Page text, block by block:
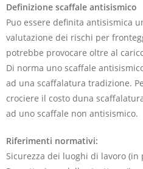
Definizione scaffale antisismico
Puo essere definita antisismica
valutazione dei rischi per
potrebbe provocare oltre al
Di norma uno scaffale
ad una scaffalatura tradizione.
crociere il costo duna
ad uno scaffale non antisismico.
Riferimenti normativi:
Sicurezza dei luoghi di lavoro (in